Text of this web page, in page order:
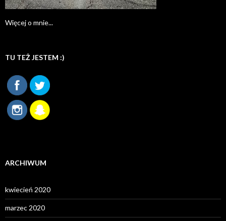
Więcej o mnie...
TU TEŻ JESTEM :)
ARCHIWUM
kwiecień 2020
marzec 2020